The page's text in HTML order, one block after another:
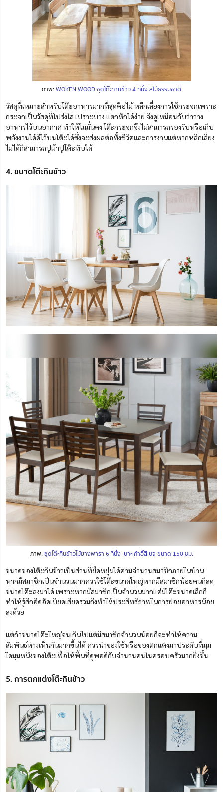
ภาพ:WOKEN WOOD ชุดโต๊ะทานข้าว 4 ที่นั่ง สีไม้ธรรมชาติ
วัสดุที่เหมาะสำหรับโต๊ะอาหารมากที่สุดคือไม้ หลีกเลี่ยงการใช้กระจกเพราะ
กระจกเป็นวัสดุที่โปร่งใส เปราะบาง แตกหักได้ง่าย จึงดูเหมือนกับว่าวาง
อาหารไว้บนอากาศ ทำให้ไม่มั่นคง โต๊ะกระจกจึงไม่สามารถรองรับหรือเก็บ
พลังงานได้ดีไว้บนโต๊ะได้ซึ่งจะส่งผลต่อทั้งชีวิตและการงานแต่หากหลีกเลี่ยง
ไม่ได้ก็สามารถปูผ้าปูโต๊ะทับได้
4. ขนาดโต๊ะกินข้าว
ภาพ:ชุดโต๊ะกินข้าวไม้ยางพารา 6 ที่นั่ง เบาะเก้าอี้สีเบจ ขนาด 150 ซม.
ขนาดของโต๊ะกินข้าวเป็นส่วนที่ยืดหยุ่นได้ตามจำนวนสมาชิกภายในบ้าน
หากมีสมาชิกเป็นจำนวนมากควรใช้โต๊ะขนาดใหญ่หากมีสมาชิกน้อยคนก็ลด
ขนาดโต๊ะลงมาได้ เพราะหากมีสมาชิกเป็นจำนวนมากแต่มีโต๊ะขนาดเล็กก็
ทำให้รู้สึกอึดอัดเบียดเสียดรวมถึงทำให้ประสิทธิภาพในการย่อยอาหารน้อย
ลงด้วย
แต่ถ้าขนาดโต๊ะใหญ่จนเกินไปแต่มีสมาชิกจำนวนน้อยก็จะทำให้ความ
สัมพันธ์ห่างเหินกันมากขึ้นได้ ควรนำของใช้หรือของตกแต่งมาประดับที่มุม
ใดมุมหนึ่งของโต๊ะเพื่อให้พื้นที่ดูพอดีกับจำนวนคนในครอบครัวมากยิ่งขึ้น
5. การตกแต่งโต๊ะกินข้าว